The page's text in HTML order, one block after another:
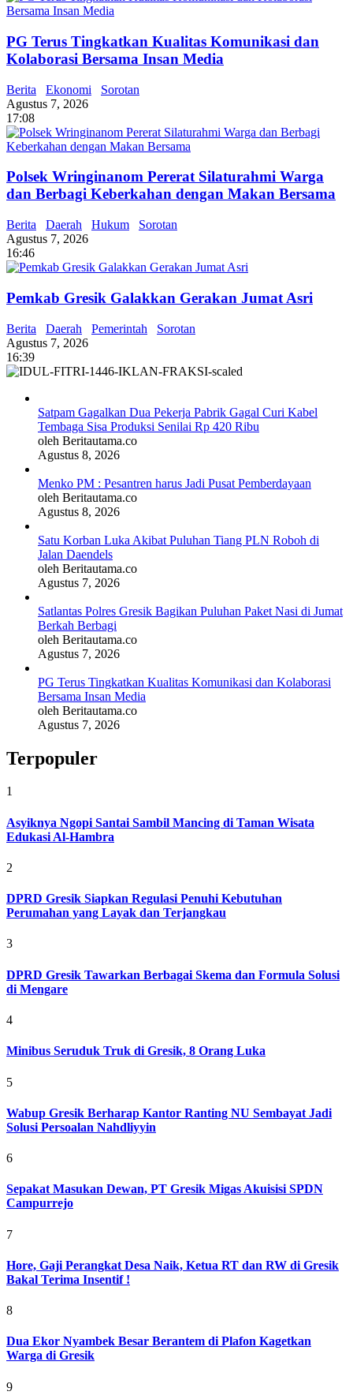
PG Terus Tingkatkan Kualitas Komunikasi dan
Kolaborasi Bersama Insan Media
Berita Ekonomi
Sorotan
Agustus 7, 2026
17:08
Polsek Wringinanom Pererat Silaturahmi Warga
dan Berbagi Keberkahan dengan Makan Bersama
Berita Daerah Hukum
Sorotan
Agustus 7, 2026
16:46
Pemkab Gresik Galakkan Gerakan Jumat Asri
Berita Daerah Pemerintah
Sorotan
Agustus 7, 2026
16:39
Satpam Gagalkan Dua Pekerja Pabrik Gagal Curi Kabel
Tembaga Sisa Produksi Senilai Rp 420 Ribu
oleh Beritautama.co
Agustus 8, 2026
Menko PM : Pesantren harus Jadi Pusat Pemberdayaan
oleh Beritautama.co
Agustus 8, 2026
Satu Korban Luka Akibat Puluhan Tiang PLN Roboh di
Jalan Daendels
oleh Beritautama.co
Agustus 7, 2026
Satlantas Polres Gresik Bagikan Puluhan Paket Nasi di Jumat
Berkah Berbagi
oleh Beritautama.co
Agustus 7, 2026
PG Terus Tingkatkan Kualitas Komunikasi dan Kolaborasi
Bersama Insan Media
oleh Beritautama.co
Agustus 7, 2026
Terpopuler
1
Asyiknya Ngopi Santai Sambil Mancing di Taman Wisata
Edukasi Al-Hambra
2
DPRD Gresik Siapkan Regulasi Penuhi Kebutuhan
Perumahan yang Layak dan Terjangkau
3
DPRD Gresik Tawarkan Berbagai Skema dan Formula Solusi
di Mengare
4
Minibus Seruduk Truk di Gresik, 8 Orang Luka
5
Wabup Gresik Berharap Kantor Ranting NU Sembayat Jadi
Solusi Persoalan Nahdliyyin
6
Sepakat Masukan Dewan, PT Gresik Migas Akuisisi SPDN
Campurrejo
7
Hore, Gaji Perangkat Desa Naik, Ketua RT dan RW di Gresik
Bakal Terima Insentif !
8
Dua Ekor Nyambek Besar Berantem di Plafon Kagetkan
Warga di Gresik
9